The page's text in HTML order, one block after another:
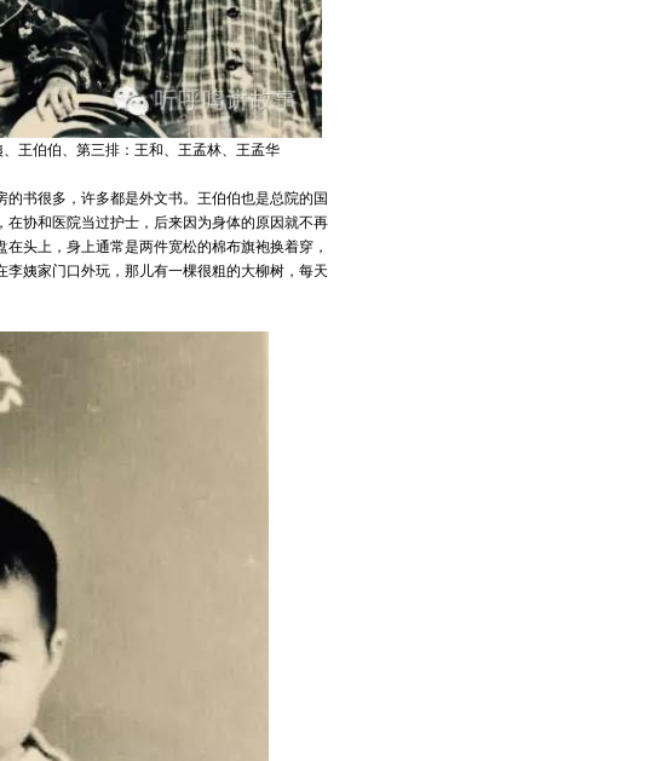
王伯伯、第三排：王和、王孟林、王孟华
书很多，许多都是外文书。王伯伯也是总院的国
协和医院当过护士，后来因为身体的原因就不再
头上，身上通常是两件宽松的棉布旗袍换着穿，
姨家门口外玩，那儿有一棵很粗的大柳树，每天